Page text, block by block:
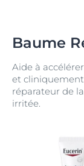
Baume
Aide à
et
réparateur de
irritée.